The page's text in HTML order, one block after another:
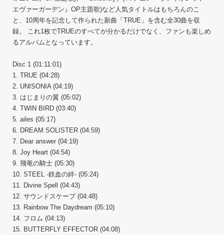
エヴァーガーデン』OP主題歌)など人気タイトルはもちろんのこ
と、10周年を記念して作られた新曲「TRUE」を含む全30曲を収
録。 これ1枚でTRUEのすべてが分かるだけでなく、ファンも楽しめ
るアルバムとなっています。
Disc 1 (01:11:01)
1. TRUE (04:28)
2. UNISONIA (04:19)
3. はじまりの翼 (05:02)
4. TWIN BIRD (03:40)
5. ailes (05:17)
6. DREAM SOLISTER (04:59)
7. Dear answer (04:19)
8. Joy Heart (04:54)
9. 飛竜の騎士 (05:30)
10. STEEL -鉄血の絆- (05:24)
11. Divine Spell (04:43)
12. サウンドスケープ (04:48)
13. Rainbow The Daydream (05:10)
14. フロム (04:13)
15. BUTTERFLY EFFECTOR (04:08)